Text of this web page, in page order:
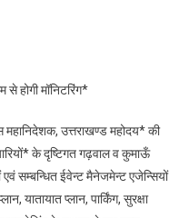
बैठक
से होगी मॉनिटरिंग*
उत्तराखण्ड महोदय* की
के दृष्टिगत गढ़वाल व कुमाऊँ
सम्बन्धित ईवेन्ट मैनेजमेन्ट एजेन्सियों
यातायात प्लान, पार्किंग, सुरक्षा